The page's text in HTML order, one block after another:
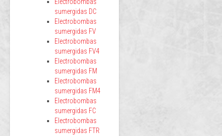
sumergidas DC
Electrobombas
sumergidas FV
Electrobombas
sumergidas FV4
Electrobombas
sumergidas FM
Electrobombas
sumergidas FM4
Electrobombas
sumergidas FC
Electrobombas
sumergidas FTR